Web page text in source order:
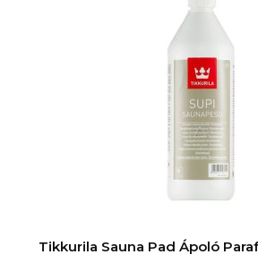
Tikkurila Sauna Pad Ápoló